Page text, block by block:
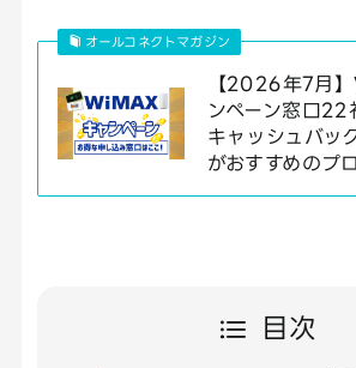
オールコネクトマガジン
【2026年7月
ンペーン窓口22
キャッシュバッ
がおすすめのプ
目次